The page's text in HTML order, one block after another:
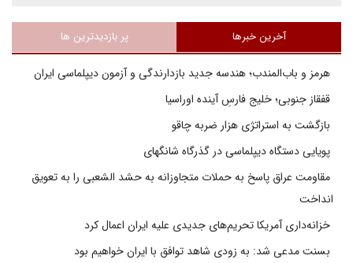
آخرین خبرها پر بازدیدترین ها
هرمز و باب‌المندب؛ هندسه جدید بازدارندگی و آزمون دیپلماسی ایران
قفقاز جنوبی؛ خلیج فارسِ آینده اوراسیا
بازگشت به استراتژی هزار ضربه چاقو
پویایی دستگاه دیپلماسی در گذرگاه شانگهای
مقاومت عراق پاسخ به حملات متجاوزانه به حشد الشعبی را به تعویق
انداخت
خزانه‌داری آمریکا تحریم‌های جدیدی علیه ایران اعمال کرد
بسنت مدعی شد: به زودی شاهد توافق با ایران خواهیم بود